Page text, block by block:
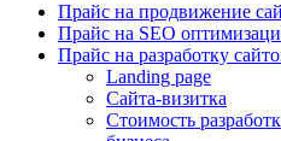
Прайс на продвижение
Прайс на SEO
Прайс на разработку
Landing page
Cайта-визитка
Стоимость